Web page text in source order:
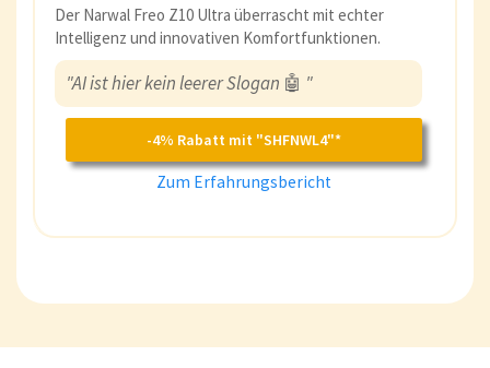
Der Narwal Freo Z10 Ultra überrascht mit echter
Intelligenz und innovativen Komfortfunktionen.
"AI ist hier kein leerer Slogan 🤖 "
-4% Rabatt mit "SHFNWL4"*
Zum Erfahrungsbericht